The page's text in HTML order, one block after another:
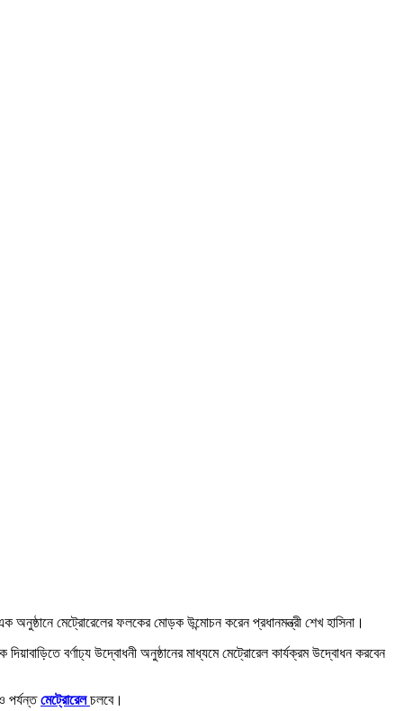
অনুষ্ঠানে মেট্রোরেলের ফলকের মোড়ক উন্মোচন করেন প্রধানমন্ত্রী শেখ হাসিনা।
বর্ণাঢ্য উদ্বোধনী অনুষ্ঠানের মাধ্যমে মেট্রোরেল কার্যক্রম উদ্বোধন করবেন
পর্যন্তমেট্রোরেল চলবে।